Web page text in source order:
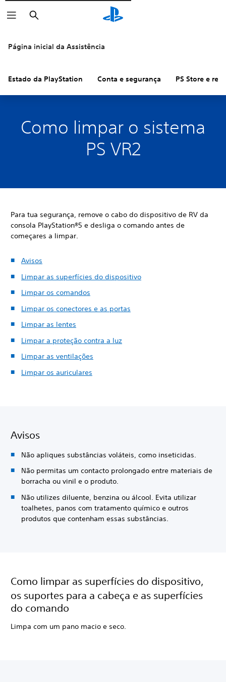
Pesquisar
Página inicial da Assistência
Estado da PlayStation Conta e segurança PS Store e
Como limpar o sistema
PS VR2
Para tua segurança, remove o cabo do dispositivo de RV da
consola PlayStation®5 e desliga o comando antes de
começares a limpar.
Avisos
Limpar as superfícies do dispositivo
Limpar os comandos
Limpar os conectores e as portas
Limpar as lentes
Limpar a proteção contra a luz
Limpar as ventilações
Limpar os auriculares
Avisos
Não apliques substâncias voláteis, como inseticidas.
Não permitas um contacto prolongado entre materiais de
borracha ou vinil e o produto.
Não utilizes diluente, benzina ou álcool. Evita utilizar
toalhetes, panos com tratamento químico e outros
produtos que contenham essas substâncias.
Como limpar as superfícies do dispositivo,
os suportes para a cabeça e as superfícies
do comando
Limpa com um pano macio e seco.